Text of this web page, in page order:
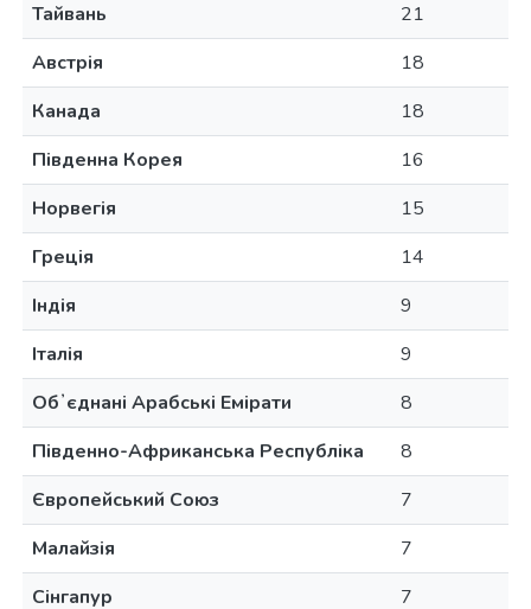
Тайвань
21
Австрія
18
Канада
18
Південна Корея
16
Норвегія
15
Греція
14
Індія
9
Італія
9
Обʼєднані Арабські Емірати
8
Південно-Африканська Республіка
8
Європейський Союз
7
Малайзія
7
Сінгапур
7